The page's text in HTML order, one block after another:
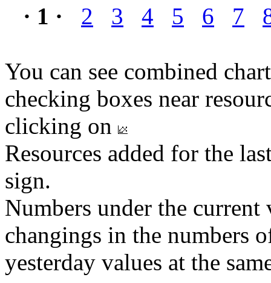
· 1 · 2 3 4 5 6 7
You can see combined
checking boxes near
clicking on
Resources added for the
sign.
Numbers under the
changings in the numbers
yesterday values at the